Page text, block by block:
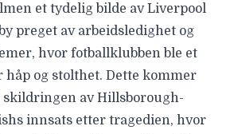
et tydelig bilde av Liverpool
preget av arbeidsledighet og
hvor fotballklubben ble et
og stolthet. Dette kommer
av Hillsborough-
innsats etter tragedien, hvor